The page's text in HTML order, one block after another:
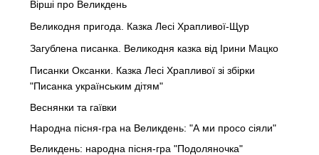
Вірші про Великдень
Великодня пригода. Казка Лесі Храпливої-Щур
Загублена писанка. Великодня казка від Ірини Мацко
Писанки Оксанки. Казка Лесі Храпливої зі збірки
"Писанка українським дітям"
Веснянки та гаївки
Народна пісня-гра на Великдень: "А ми просо сіяли"
Великдень: народна пісня-гра "Подоляночка"